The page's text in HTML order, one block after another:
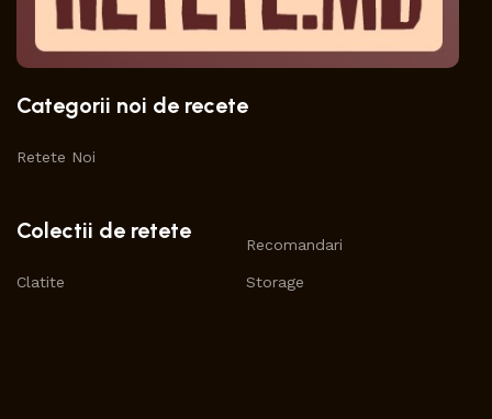
Categorii noi de recete
Retete Noi
Colectii de retete
Clatite
Recomandari
Storage